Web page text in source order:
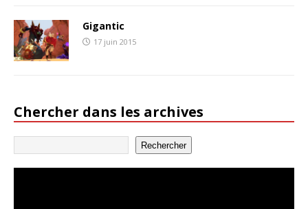
Gigantic
17 juin 2015
Chercher dans les archives
Rechercher